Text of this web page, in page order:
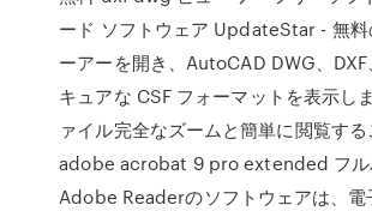
ード ソフトウェア UpdateStar - 無料
ーアーを開き、AutoCAD DWG、DXF
キュアな CSF フォーマットを表示し
ァイル完全なズームと簡単に閲覧する
adobe acrobat 9 pro extended フル
Adobe Readerのソフトウェアは、電